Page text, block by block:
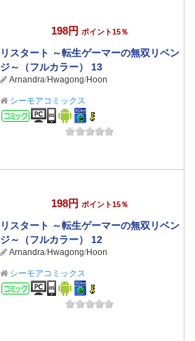
198円 ポイント15％
リスタート ～転生ゲーマーの無双リベン
ジ～（フルカラー） 13
Arnandra/Hwagong/Hoon
シーモアコミックス
コミック
198円 ポイント15％
リスタート ～転生ゲーマーの無双リベン
ジ～（フルカラー） 12
Arnandra/Hwagong/Hoon
シーモアコミックス
コミック